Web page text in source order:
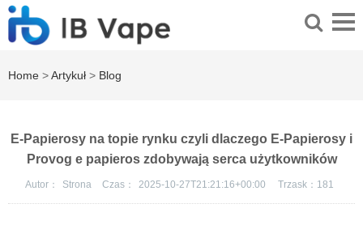
Home >Artykuł > Blog
E-Papierosy na topie rynku czyli dlaczego E-Papierosy i
Provog e papieros zdobywają serca użytkowników
Autor： Strona Czas： 2025-10-27T21:21:16+00:00 Trzask： 181